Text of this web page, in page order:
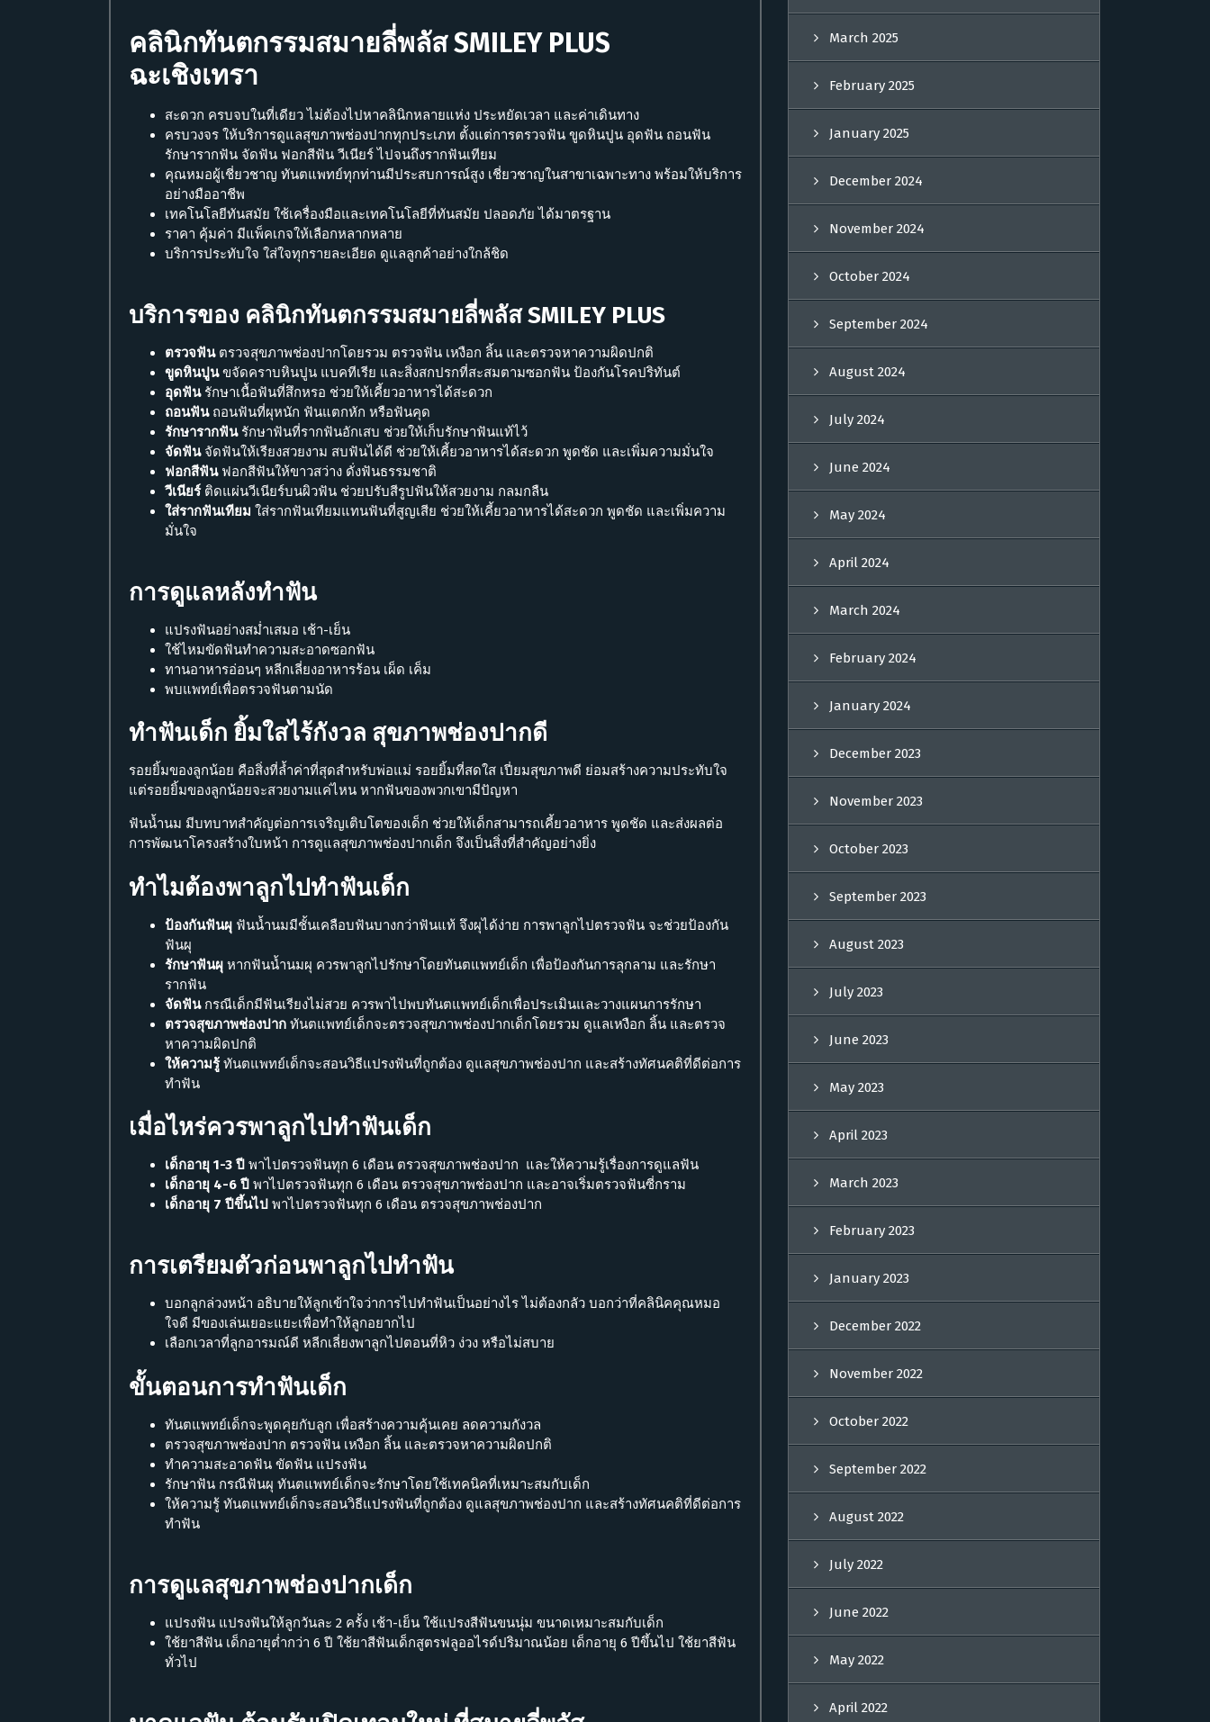
คลินิกทันตกรรมสมายลี่พลัส SMILEY PLUS
ฉะเชิงเทรา
สะดวก ครบจบในที่เดียว ไม่ต้องไปหาคลินิกหลายแห่ง ประหยัดเวลา และค่าเดินทาง
ครบวงจร ให้บริการดูแลสุขภาพช่องปากทุกประเภท ตั้งแต่การตรวจฟัน ขูดหินปูน อุดฟัน ถอนฟัน
รักษารากฟัน จัดฟัน ฟอกสีฟัน วีเนียร์ ไปจนถึงรากฟันเทียม
คุณหมอผู้เชี่ยวชาญ ทันตแพทย์ทุกท่านมีประสบการณ์สูง เชี่ยวชาญในสาขาเฉพาะทาง พร้อมให้บริการ
อย่างมืออาชีพ
เทคโนโลยีทันสมัย ใช้เครื่องมือและเทคโนโลยีที่ทันสมัย ปลอดภัย ได้มาตรฐาน
ราคา คุ้มค่า มีแพ็คเกจให้เลือกหลากหลาย
บริการประทับใจ ใส่ใจทุกรายละเอียด ดูแลลูกค้าอย่างใกล้ชิด
บริการของ คลินิกทันตกรรมสมายลี่พลัส SMILEY PLUS
ตรวจฟันตรวจสุขภาพช่องปากโดยรวม ตรวจฟัน เหงือก ลิ้น และตรวจหาความผิดปกติ
ขูดหินปูนขจัดคราบหินปูน แบคทีเรีย และสิ่งสกปรกที่สะสมตามซอกฟัน ป้องกันโรคปริทันต์
อุดฟันรักษาเนื้อฟันที่สึกหรอ ช่วยให้เคี้ยวอาหารได้สะดวก
ถอนฟันถอนฟันที่ผุหนัก ฟันแตกหัก หรือฟันคุด
รักษารากฟันรักษาฟันที่รากฟันอักเสบ ช่วยให้เก็บรักษาฟันแท้ไว้
จัดฟันจัดฟันให้เรียงสวยงาม สบฟันได้ดี ช่วยให้เคี้ยวอาหารได้สะดวก พูดชัด และเพิ่มความมั่นใจ
ฟอกสีฟันฟอกสีฟันให้ขาวสว่าง ดั่งฟันธรรมชาติ
วีเนียร์ติดแผ่นวีเนียร์บนผิวฟัน ช่วยปรับสีรูปฟันให้สวยงาม กลมกลืน
ใส่รากฟันเทียม ใส่รากฟันเทียมแทนฟันที่สูญเสีย ช่วยให้เคี้ยวอาหารได้สะดวก พูดชัด และเพิ่มความ
มั่นใจ
การดูแลหลังทำฟัน
แปรงฟันอย่างสม่ำเสมอ เช้า-เย็น
ใช้ไหมขัดฟันทำความสะอาดซอกฟัน
ทานอาหารอ่อนๆ หลีกเลี่ยงอาหารร้อน เผ็ด เค็ม
พบแพทย์เพื่อตรวจฟันตามนัด
ทำฟันเด็ก ยิ้มใสไร้กังวล สุขภาพช่องปากดี
รอยยิ้มของลูกน้อย คือสิ่งที่ล้ำค่าที่สุดสำหรับพ่อแม่ รอยยิ้มที่สดใส เปี่ยมสุขภาพดี ย่อมสร้างความประทับใจ
แต่รอยยิ้มของลูกน้อยจะสวยงามแค่ไหน หากฟันของพวกเขามีปัญหา
ฟันน้ำนม มีบทบาทสำคัญต่อการเจริญเติบโตของเด็ก ช่วยให้เด็กสามารถเคี้ยวอาหาร พูดชัด และส่งผลต่อ
การพัฒนาโครงสร้างใบหน้า การดูแลสุขภาพช่องปากเด็ก จึงเป็นสิ่งที่สำคัญอย่างยิ่ง
ทำไมต้องพาลูกไปทำฟันเด็ก
ป้องกันฟันผุ ฟันน้ำนมมีชั้นเคลือบฟันบางกว่าฟันแท้ จึงผุได้ง่าย การพาลูกไปตรวจฟัน จะช่วยป้องกัน
ฟันผุ
รักษาฟันผุ หากฟันน้ำนมผุ ควรพาลูกไปรักษาโดยทันตแพทย์เด็ก เพื่อป้องกันการลุกลาม และรักษา
รากฟัน
จัดฟันกรณีเด็กมีฟันเรียงไม่สวย ควรพาไปพบทันตแพทย์เด็กเพื่อประเมินและวางแผนการรักษา
ตรวจสุขภาพช่องปาก ทันตแพทย์เด็กจะตรวจสุขภาพช่องปากเด็กโดยรวม ดูแลเหงือก ลิ้น และตรวจ
หาความผิดปกติ
ให้ความรู้ทันตแพทย์เด็กจะสอนวิธีแปรงฟันที่ถูกต้อง ดูแลสุขภาพช่องปาก และสร้างทัศนคติที่ดีต่อการ
ทำฟัน
เมื่อไหร่ควรพาลูกไปทำฟันเด็ก
เด็กอายุ 1-3 ปี พาไปตรวจฟันทุก 6 เดือน ตรวจสุขภาพช่องปาก และให้ความรู้เรื่องการดูแลฟัน
เด็กอายุ 4-6 ปี พาไปตรวจฟันทุก 6 เดือน ตรวจสุขภาพช่องปาก และอาจเริ่มตรวจฟันซี่กราม
เด็กอายุ 7 ปีขึ้นไป พาไปตรวจฟันทุก 6 เดือน ตรวจสุขภาพช่องปาก
การเตรียมตัวก่อนพาลูกไปทำฟัน
บอกลูกล่วงหน้า อธิบายให้ลูกเข้าใจว่าการไปทำฟันเป็นอย่างไร ไม่ต้องกลัว บอกว่าที่คลินิคคุณหมอ
ใจดี มีของเล่นเยอะแยะเพื่อทำให้ลูกอยากไป
เลือกเวลาที่ลูกอารมณ์ดี หลีกเลี่ยงพาลูกไปตอนที่หิว ง่วง หรือไม่สบาย
ขั้นตอนการทำฟันเด็ก
ทันตแพทย์เด็กจะพูดคุยกับลูก เพื่อสร้างความคุ้นเคย ลดความกังวล
ตรวจสุขภาพช่องปาก ตรวจฟัน เหงือก ลิ้น และตรวจหาความผิดปกติ
ทำความสะอาดฟัน ขัดฟัน แปรงฟัน
รักษาฟัน กรณีฟันผุ ทันตแพทย์เด็กจะรักษาโดยใช้เทคนิคที่เหมาะสมกับเด็ก
ให้ความรู้ ทันตแพทย์เด็กจะสอนวิธีแปรงฟันที่ถูกต้อง ดูแลสุขภาพช่องปาก และสร้างทัศนคติที่ดีต่อการ
ทำฟัน
การดูแลสุขภาพช่องปากเด็ก
แปรงฟัน แปรงฟันให้ลูกวันละ 2 ครั้ง เช้า-เย็น ใช้แปรงสีฟันขนนุ่ม ขนาดเหมาะสมกับเด็ก
ใช้ยาสีฟัน เด็กอายุต่ำกว่า 6 ปี ใช้ยาสีฟันเด็กสูตรฟลูออไรด์ปริมาณน้อย เด็กอายุ 6 ปีขึ้นไป ใช้ยาสีฟัน
ทั่วไป
March 2025
February 2025
January 2025
December 2024
November 2024
October 2024
September 2024
August 2024
July 2024
June 2024
May 2024
April 2024
March 2024
February 2024
January 2024
December 2023
November 2023
October 2023
September 2023
August 2023
July 2023
June 2023
May 2023
April 2023
March 2023
February 2023
January 2023
December 2022
November 2022
October 2022
September 2022
August 2022
July 2022
June 2022
May 2022
April 2022